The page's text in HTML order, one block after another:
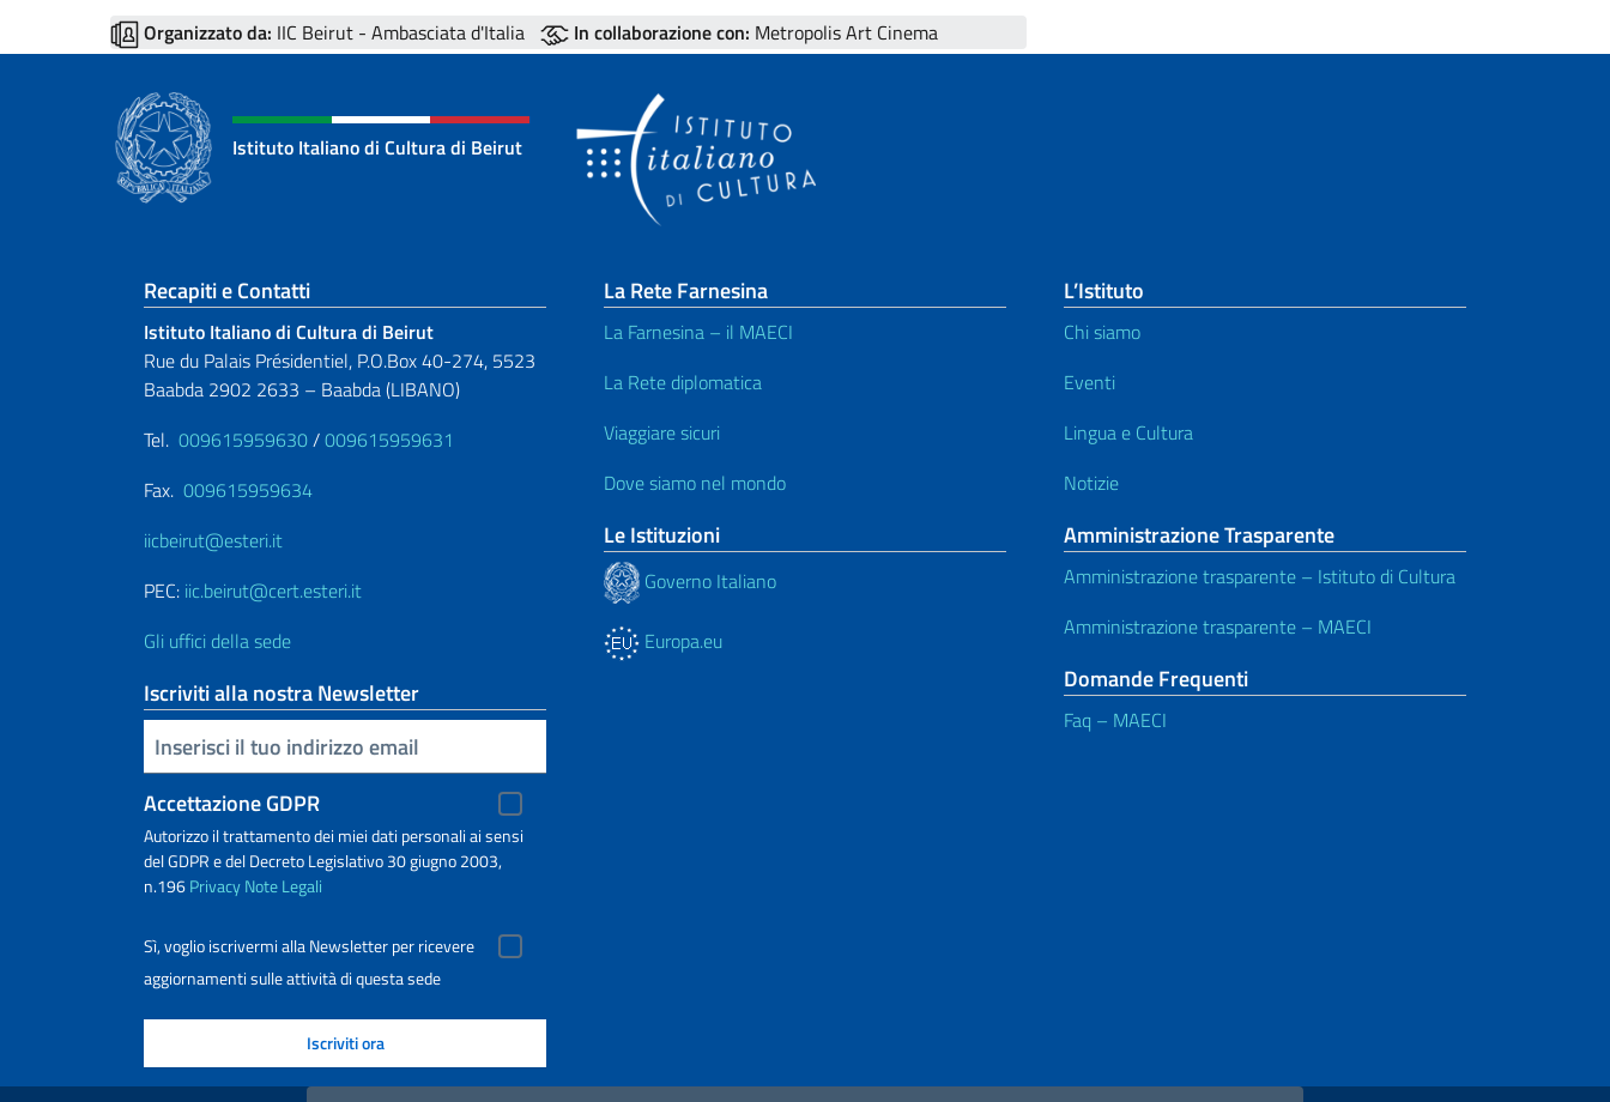
Organizzato da: IIC Beirut - Ambasciata d'Italia In collaborazione con: Metropolis Art Cinema
Istituto Italiano di Cultura di Beirut
Sezione footer
Recapiti e Contatti
Istituto Italiano di Cultura di Beirut
Rue du Palais Présidentiel, P.O.Box 40-274, 5523
Baabda 2902 2633 – Baabda (LIBANO)
Tel. 009615959630/009615959631
Fax. 009615959634
iicbeirut@esteri.it
PEC: iic.beirut@cert.esteri.it
Gli uffici della sede
Iscriviti alla nostra Newsletter
Inserisci la tua email
Accettazione GDPR
Autorizzo il trattamento dei miei dati personali ai sensi
del GDPR e del Decreto Legislativo 30 giugno 2003,
n.196PrivacyNote Legali
Sì, voglio iscrivermi alla Newsletter per ricevere
aggiornamenti sulle attività di questa sede
La Rete Farnesina
La Farnesina – il MAECI
La Rete diplomatica
Viaggiare sicuri
Dove siamo nel mondo
Le Istituzioni
Governo Italiano
Europa.eu
L’Istituto
Chi siamo
Eventi
Lingua e Cultura
Notizie
Amministrazione Trasparente
Amministrazione trasparente – Istituto di Cultura
Amministrazione trasparente – MAECI
Domande Frequenti
Faq – MAECI